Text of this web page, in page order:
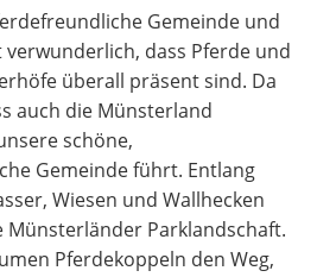
Gemeinde und
dass Pferde und
überall präsent sind. Da
auch die Münsterland
schöne,
Gemeinde führt. Entlang
Wiesen und Wallhecken
Münsterländer Parklandschaft.
Pferdekoppeln den Weg,